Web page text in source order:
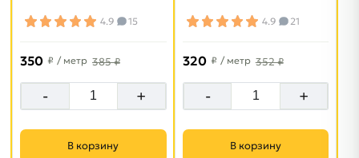
4.9 15
350 ₽ / метр 385 ₽
- +
В корзину
4.9 21
320 ₽ / метр 352 ₽
- +
В корзину